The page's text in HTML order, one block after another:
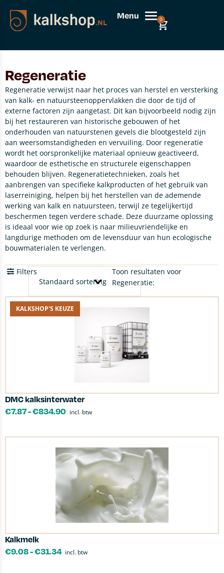
Menu 0
Regeneratie
Regeneratie verwijst naar het proces van herstel en versterking
van kalk- en natuursteenoppervlakken die door de tijd of
externe factoren zijn aangetast. Dit kan bijvoorbeeld nodig zijn
bij het restaureren van historische gebouwen of het
onderhouden van natuurstenen gevels die blootgesteld zijn
aan weersomstandigheden en vervuiling. Door regeneratie
wordt het oorspronkelijke materiaal opnieuw geactiveerd,
waardoor de esthetische en structurele eigenschappen
behouden blijven. Regeneratietechnieken, zoals het
aanbrengen van specifieke kalkproducten of het gebruik van
laserreiniging, helpen bij het herstellen van de ademende
werking van kalk en natuursteen, terwijl ze tegelijkertijd
beschermen tegen verdere schade. Deze duurzame oplossing
is ideaal voor wie op zoek is naar milieuvriendelijke en
langdurige methoden om de levensduur van hun ecologische
bouwmaterialen te verlengen.
Toon resultaten voor
Regeneratie:
Filters
KALKSHOP'S KEUZE
DMC kalksinterwater
€7.87-€834.90 incl. btw
Kalkmelk
€9.08-€31.34 incl. btw